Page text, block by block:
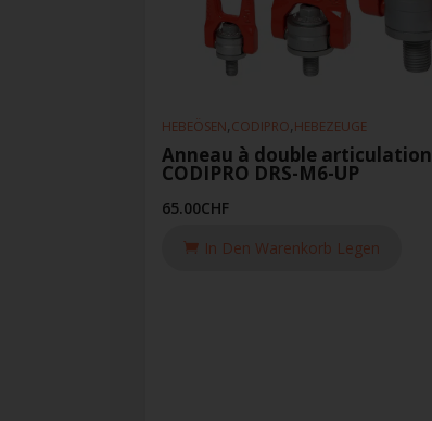
HEBEÖSEN,CODIPRO,HEBEZEUGE
Anneau à double articulation
CODIPRO DRS-M6-UP
65.00CHF
In Den Warenkorb Legen